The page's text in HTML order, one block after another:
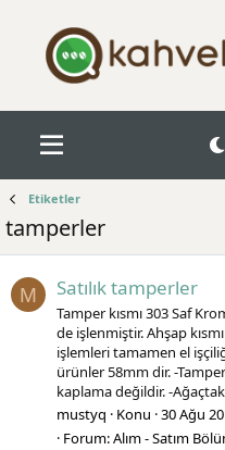
Etiketler
tamperler
M Satılık tamperler
Tamper kısmı 303 Saf
de işlenmiştir. Ahşap
işlemleri tamamen el
ürünler 58mm dir. -
kaplama değildir. -
mustyq
Konu 30 Ağu
Forum:Alım - Satım